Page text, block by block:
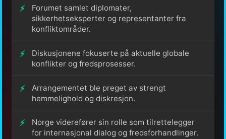
Forumet samlet diplomater,
sikkerhetseksperter og representanter fra
konfliktområder.
Diskusjonene fokuserte på aktuelle globale
konflikter og fredsprosesser.
Arrangementet ble preget av strengt
hemmelighold og diskresjon.
Norge viderefører sin rolle som tilrettelegger
for internasjonal dialog og fredsforhandlinger.